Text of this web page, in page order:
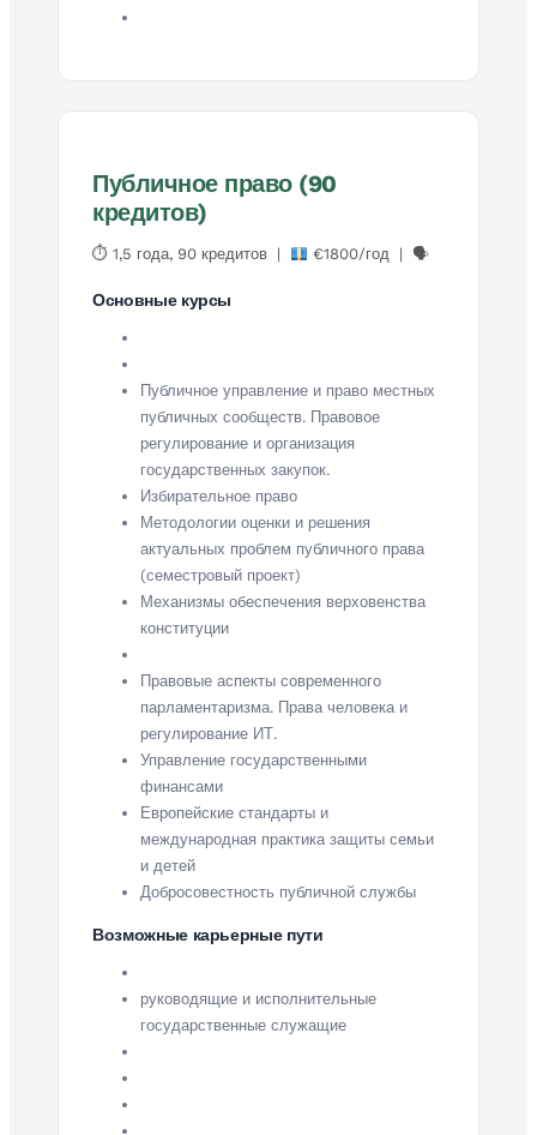
Публичное право (90
кредитов)
⏱ 1,5 года, 90 кредитов | €1800/год | 🗣
Основные курсы
Публичное управление и право местных
публичных сообществ. Правовое
регулирование и организация
государственных закупок.
Избирательное право
Методологии оценки и решения
актуальных проблем публичного права
(семестровый проект)
Механизмы обеспечения верховенства
конституции
Правовые аспекты современного
парламентаризма. Права человека и
регулирование ИТ.
Управление государственными
финансами
Европейские стандарты и
международная практика защиты семьи
и детей
Добросовестность публичной службы
Возможные карьерные пути
руководящие и исполнительные
государственные служащие